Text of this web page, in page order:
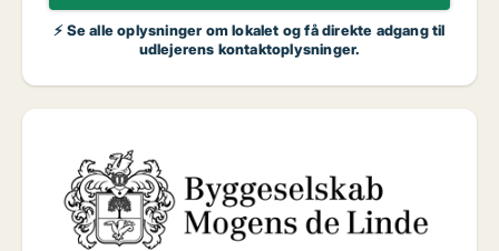
⚡ Se alle oplysninger om lokalet og få direkte adgang til
udlejerens kontaktoplysninger.